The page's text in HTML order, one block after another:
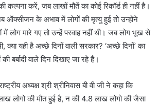
कल्पना करें, जब लाखों मौतें का कोई रिकॉर्ड ही नहीं है।
ऑक्सीजन के अभाव में लोगों की मृत्यु हुई तो उन्होंने
में लोग मारे गए तो उन्हें परवाह नहीं थी। जब लोग भूख से
क्या यही है अच्छे दिनों वाली सरकार? ‘अच्छे दिनों’ का
बर्बादी वाले दिन दिखाए जा रहे हैं।
अध्यक्ष श्री श्रीनिवास बी वी जी ने कहा कि
लोगो की मौत हुई है, न की 4.8 लाख लोगो की जैसा